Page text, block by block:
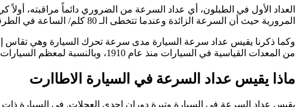
العداد الأول في الطبلون، أي عداد السرعة من الضروري دائماً مراقبته،
المرورية حيث أن السرعة الزائدة وعندما تتخطى الـ 80 كلم/ الساعة في الطرقات غير السريعة قد تكون خطرة في كثير من الأوقات.
وكما ذكرنا يقيس عداد سرعة السيارة مدى سرعة تحرك السيارة وهي تقاس
من المعدات القياسية في السيارات منذ عام 1910، وبالنسبة لمعظم السيارات، يشير المؤشر إلى السرعة على قرص.
ماذا يقيس عداد السرعة في السيارة الاطاارت
يقيس عداد السرعة في السيارة وتيرة دوران إحدى العجلات. في السيارة ذات